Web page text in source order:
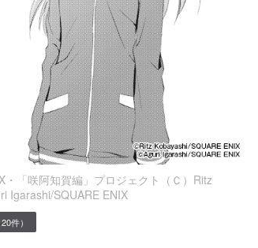
「咲阿知賀編」プロジェクト（Ｃ）Ritz
Igarashi/SQUARE ENIX
件）